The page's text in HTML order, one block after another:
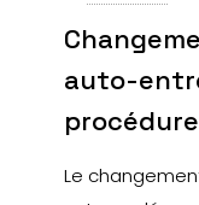
auto-
Le